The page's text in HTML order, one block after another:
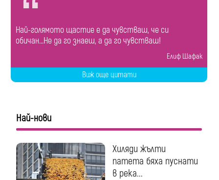
Най-голямото щастие е да чувстваш, че си
обичан...Не да го знаеш, а да го чувстваш!
Eлиф Шафак
Виж още цитати
Най-нови
Хиляди жълти
патета бяха пуснати
в река...